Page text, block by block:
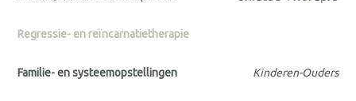
Regressie- en reïncarnatietherapie
Familie- en systeemopstellingen Kinderen-Ouders